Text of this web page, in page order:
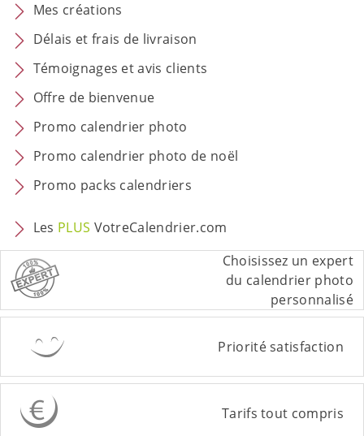
Mes créations
Délais et frais de livraison
Témoignages et avis clients
Offre de bienvenue
Promo calendrier photo
Promo calendrier photo de noël
Promo packs calendriers
Les PLUS VotreCalendrier.com
Choisissez un expert
du calendrier photo
personnalisé
Priorité satisfaction
Tarifs tout compris